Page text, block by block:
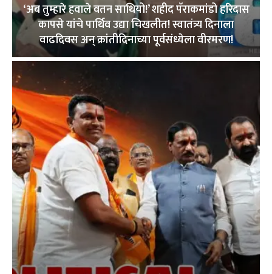
‘अब तुम्हारे हवाले वतन साथियो!’ शहीद पॅराकमांडो हरिदास
कापसे यांचे पार्थिव उद्या चिखलीत! स्वातंत्र्य दिनाला
वाढदिवस अन् क्रांतीदिनाच्या पूर्वसंध्येला वीरमरण!